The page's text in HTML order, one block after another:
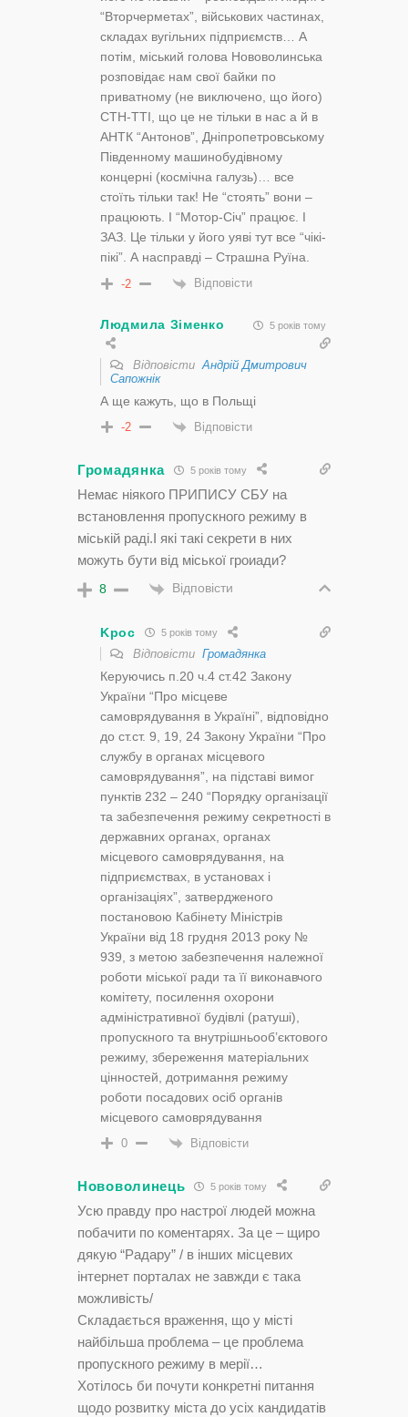
“Вторчерметах”, військових частинах,
складах вугільних підприємств… А
потім, міський голова Нововолинська
розповідає нам свої байки по
приватному (не виключено, що його)
СТН-ТТІ, що це не тільки в нас а й в
АНТК “Антонов”, Дніпропетровському
Південному машинобудівному
концерні (космічна галузь)… все
стоїть тільки так! Не “стоять” вони –
працюють. І “Мотор-Січ” працює. І
ЗАЗ. Це тільки у його уяві тут все “чікі-
пікі”. А насправді – Страшна Руїна.
-2 Відповісти
Людмила Зіменко 5 років тому
Відповісти Андрій Дмитрович
Сапожнік
А ще кажуть, що в Польщі
-2 Відповісти
Громадянка 5 років тому
Немає ніякого ПРИПИСУ СБУ на
встановлення пропускного режиму в
міській раді.І які такі секрети в них
можуть бути від міської гроиади?
8 Відповісти
Kpoc 5 років тому
Відповісти Громадянка
Керуючись п.20 ч.4 ст.42 Закону
України “Про місцеве
самоврядування в Україні”, відповідно
до ст.ст. 9, 19, 24 Закону України “Про
службу в органах місцевого
самоврядування”, на підставі вимог
пунктів 232 – 240 “Порядку організації
та забезпечення режиму секретності в
державних органах, органах
місцевого самоврядування, на
підприємствах, в установах і
організаціях”, затвердженого
постановою Кабінету Міністрів
України від 18 грудня 2013 року №
939, з метою забезпечення належної
роботи міської ради та її виконавчого
комітету, посилення охорони
адміністративної будівлі (ратуші),
пропускного та внутрішньооб’єктового
режиму, збереження матеріальних
цінностей, дотримання режиму
роботи посадових осіб органів
місцевого самоврядування
0 Відповісти
Нововолинець 5 років тому
Усю правду про настрої людей можна
побачити по коментарях. За це – щиро
дякую “Радару” / в інших місцевих
інтернет порталах не завжди є така
можливість/
Складається враження, що у місті
найбільша проблема – це проблема
пропускного режиму в мерії…
Хотілось би почути конкретні питання
щодо розвитку міста до усіх кандидатів